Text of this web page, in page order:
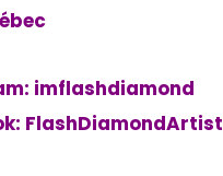
imflashdiamond
FlashDiamondArtist